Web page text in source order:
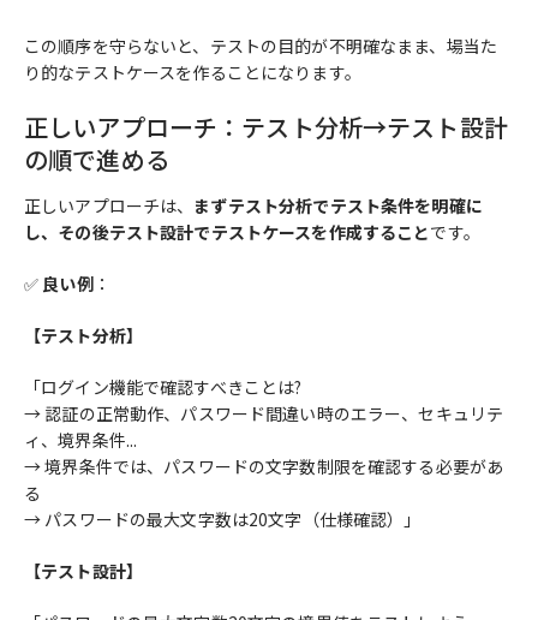
この順序を守らないと、テストの目的が不明確なまま、場当た
り的なテストケースを作ることになります。
正しいアプローチ：テスト分析→テスト設計
の順で進める
正しいアプローチは、 まずテスト分析でテスト条件を明確に
し、その後テスト設計でテストケースを作成することです。
✅ 良い例：
【テスト分析】
「ログイン機能で確認すべきことは?
→ 認証の正常動作、パスワード間違い時のエラー、セキュリテ
ィ、境界条件...
→ 境界条件では、パスワードの文字数制限を確認する必要があ
る
→ パスワードの最大文字数は20文字（仕様確認）」
【テスト設計】